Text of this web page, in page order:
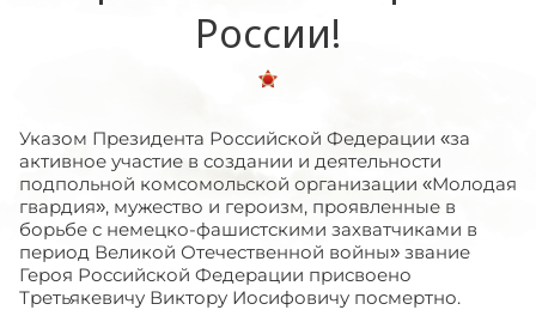
России!
Указом Президента Российской Федерации «за
активное участие в создании и деятельности
подпольной комсомольской организации «Молодая
гвардия», мужество и героизм, проявленные в
борьбе с немецко-фашистскими захватчиками в
период Великой Отечественной войны» звание
Героя Российской Федерации присвоено
Третьякевичу Виктору Иосифовичу посмертно.